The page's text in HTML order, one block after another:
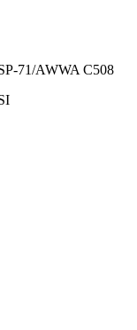
71/AWWA C508